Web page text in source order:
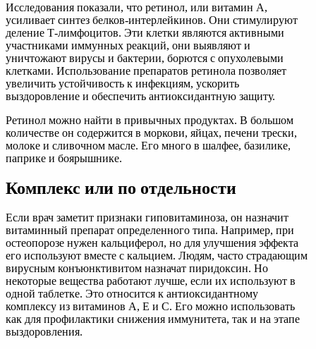
Исследования показали, что ретинол, или витамин А,
усиливает синтез белков-интерлейкинов. Они стимулируют
деление Т-лимфоцитов. Эти клетки являются активными
участниками иммунных реакций, они выявляют и
уничтожают вирусы и бактерии, борются с опухолевыми
клетками. Использование препаратов ретинола позволяет
увеличить устойчивость к инфекциям, ускорить
выздоровление и обеспечить антиоксидантную защиту.
Ретинол можно найти в привычных продуктах. В большом
количестве он содержится в моркови, яйцах, печени трески,
молоке и сливочном масле. Его много в шалфее, базилике,
паприке и боярышнике.
Комплекс или по отдельности
Если врач заметит признаки гиповитаминоза, он назначит
витаминный препарат определенного типа. Например, при
остеопорозе нужен кальциферол, но для улучшения эффекта
его используют вместе с кальцием. Людям, часто страдающим
вирусным конъюнктивитом назначат пиридоксин. Но
некоторые вещества работают лучше, если их используют в
одной таблетке. Это относится к антиоксидантному
комплексу из витаминов А, Е и С. Его можно использовать
как для профилактики снижения иммунитета, так и на этапе
выздоровления.